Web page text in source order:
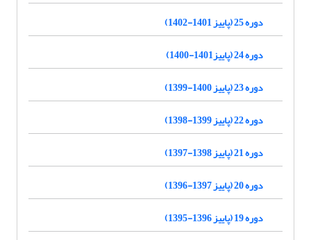
دوره 25 (پاییز 1401-1402)
دوره 24 (پاییز1401-1400)
دوره 23 (پاییز 1400-1399)
دوره 22 (پاییز 1399-1398)
دوره 21 (پاییز 1398-1397)
دوره 20 (پاییز 1397-1396)
دوره 19 (پاییز 1396-1395)